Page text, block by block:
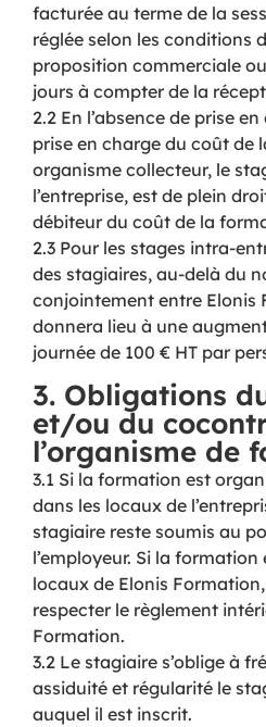
facturée au terme de la
réglée selon les conditions
proposition commerciale
jours à compter de la
2.2 En l’absence de prise
prise en charge du coût de
organisme collecteur, le
l’entreprise, est de plein
débiteur du coût de la
2.3 Pour les stages intra-
des stagiaires, au-delà du
conjointement entre Elonis
donnera lieu à une
journée de 100 € HT par
3. Obligations
et/ou du
l’organisme de
3.1 Si la formation est
dans les locaux de
stagiaire reste soumis au
l’employeur. Si la formation
locaux de Elonis
respecter le règlement
Formation.
3.2 Le stagiaire s’oblige à
assiduité et régularité le
auquel il est inscrit.